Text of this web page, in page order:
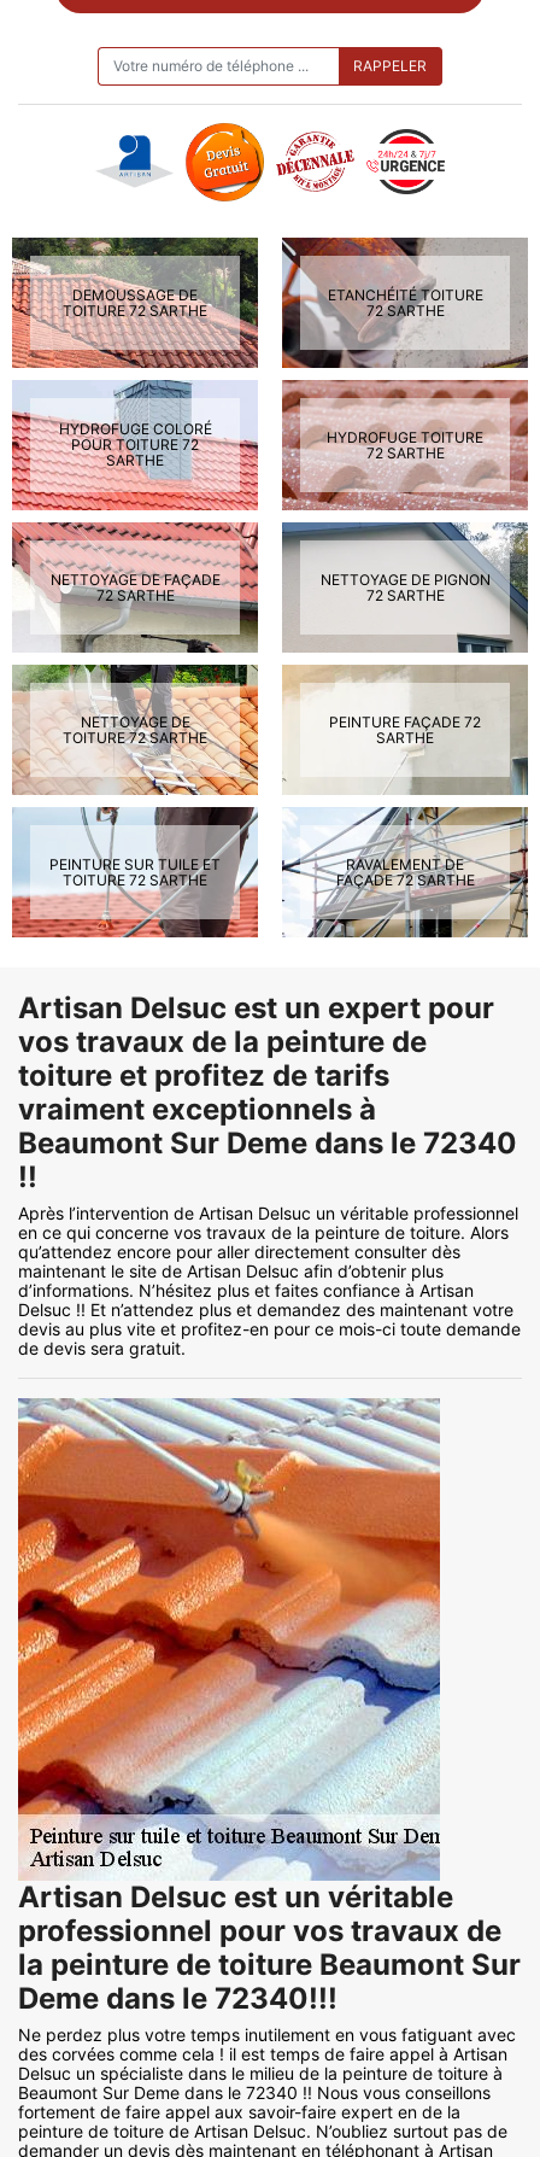
DEMOUSSAGE DE
TOITURE 72 SARTHE
ETANCHÉITÉ TOITURE
72 SARTHE
HYDROFUGE COLORÉ
POUR TOITURE 72
SARTHE
HYDROFUGE TOITURE
72 SARTHE
NETTOYAGE DE FAÇADE
72 SARTHE
NETTOYAGE DE PIGNON
72 SARTHE
NETTOYAGE DE
TOITURE 72 SARTHE
PEINTURE FAÇADE 72
SARTHE
PEINTURE SUR TUILE ET
TOITURE 72 SARTHE
RAVALEMENT DE
FAÇADE 72 SARTHE
Artisan Delsuc est un expert pour
vos travaux de la peinture de
toiture et profitez de tarifs
vraiment exceptionnels à
Beaumont Sur Deme dans le 72340
!!
Après l’intervention de Artisan Delsuc un véritable professionnel
en ce qui concerne vos travaux de la peinture de toiture. Alors
qu’attendez encore pour aller directement consulter dès
maintenant le site de Artisan Delsuc afin d’obtenir plus
d’informations. N’hésitez plus et faites confiance à Artisan
Delsuc !! Et n’attendez plus et demandez des maintenant votre
devis au plus vite et profitez-en pour ce mois-ci toute demande
de devis sera gratuit.
Artisan Delsuc est un véritable
professionnel pour vos travaux de
la peinture de toiture Beaumont Sur
Deme dans le 72340!!!
Ne perdez plus votre temps inutilement en vous fatiguant avec
des corvées comme cela ! il est temps de faire appel à Artisan
Delsuc un spécialiste dans le milieu de la peinture de toiture à
Beaumont Sur Deme dans le 72340 !! Nous vous conseillons
fortement de faire appel aux savoir-faire expert en de la
peinture de toiture de Artisan Delsuc. N’oubliez surtout pas de
demander un devis dès maintenant en téléphonant à Artisan